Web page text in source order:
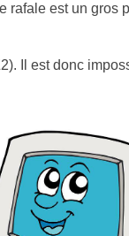
rafale est un gros
Il est donc